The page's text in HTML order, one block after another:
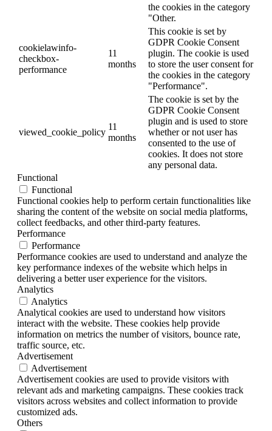
the cookies in the category
"Other.
cookielawinfo-
checkbox-
performance
11
months
This cookie is set by
GDPR Cookie Consent
plugin. The cookie is used
to store the user consent for
the cookies in the category
"Performance".
viewed_cookie_policy
11
months
The cookie is set by the
GDPR Cookie Consent
plugin and is used to store
whether or not user has
consented to the use of
cookies. It does not store
any personal data.
Functional
Functional
Functional cookies help to perform certain functionalities like
sharing the content of the website on social media platforms,
collect feedbacks, and other third-party features.
Performance
Performance
Performance cookies are used to understand and analyze the
key performance indexes of the website which helps in
delivering a better user experience for the visitors.
Analytics
Analytics
Analytical cookies are used to understand how visitors
interact with the website. These cookies help provide
information on metrics the number of visitors, bounce rate,
traffic source, etc.
Advertisement
Advertisement
Advertisement cookies are used to provide visitors with
relevant ads and marketing campaigns. These cookies track
visitors across websites and collect information to provide
customized ads.
Others